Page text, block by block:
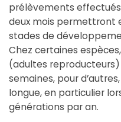
prélèvements
deux mois permettront
stades de
Chez certaines
(adultes reproducteurs)
semaines, pour
longue, en particulier
générations par an.